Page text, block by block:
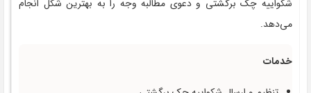
شکواییه چک برگشتی و دعوی مطالبه وجه را به بهترین شکل انجام
می‌دهد.
خدمات